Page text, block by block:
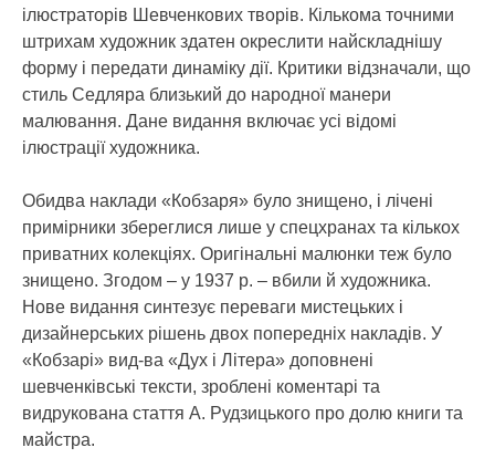
ілюстраторів Шевченкових творів. Кількома точними
штрихам художник здатен окреслити найскладнішу
форму і передати динаміку дії. Критики відзначали, що
стиль Седляра близький до народної манери
малювання. Дане видання включає усі відомі
ілюстрації художника.
Обидва наклади «Кобзаря» було знищено, і лічені
примірники збереглися лише у спецхранах та кількох
приватних колекціях. Оригінальні малюнки теж було
знищено. Згодом – у 1937 р. – вбили й художника.
Нове видання синтезує переваги мистецьких і
дизайнерських рішень двох попередніх накладів. У
«Кобзарі» вид-ва «Дух і Літера» доповнені
шевченківські тексти, зроблені коментарі та
видрукована стаття А. Рудзицького про долю книги та
майстра.